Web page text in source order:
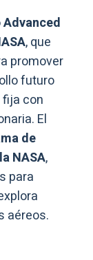
Advanced
, que
promover
futuro
con
El
de
NASA,
para
aéreos.